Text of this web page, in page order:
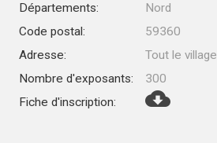
Départements:
Nord
Code postal:
59360
Adresse:
Tout le village
Nombre d'exposants:
300
Fiche d'inscription: